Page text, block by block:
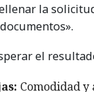
la
el
Comodidad